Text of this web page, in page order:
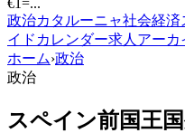
€1=...
政治カタルーニャ社会経済
イド カレンダー求人 アーカ
ホーム›政治
政治
スペイン前国王